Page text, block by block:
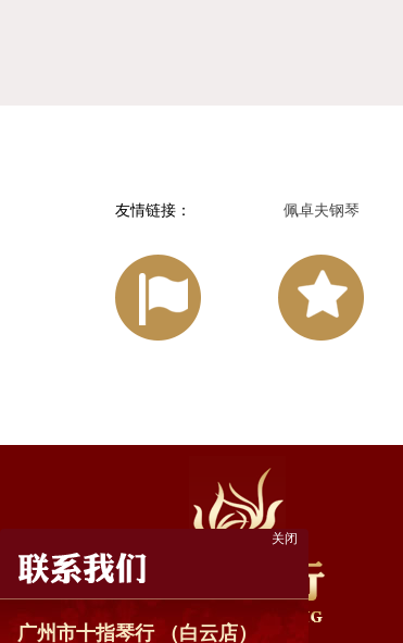
关闭
广州市十指琴行 （白云店）
友情链接： 佩卓夫钢琴